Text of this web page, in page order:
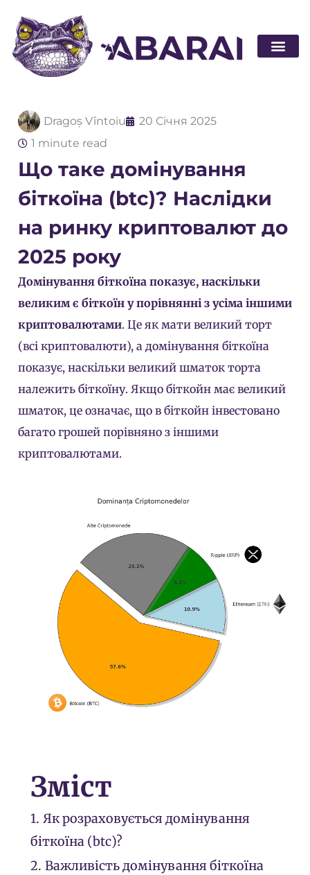
Dragoș Vîntoiu
20 Січня 2025
1 minute read
Що таке домінування
біткоїна (btc)? Наслідки
на ринку криптовалют до
2025 року
Домінування біткоїна показує, наскільки
великим є біткоїн у порівнянні з усіма іншими
криптовалютами. Це як мати великий торт
(всі криптовалюти), а домінування біткоїна
показує, наскільки великий шматок торта
належить біткоїну. Якщо біткойн має великий
шматок, це означає, що в біткойн інвестовано
багато грошей порівняно з іншими
криптовалютами.
Зміст
1. Як розраховується домінування
біткоїна (btc)?
2. Важливість домінування біткоїна